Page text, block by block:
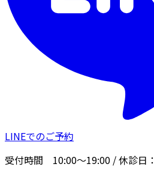
LINEでのご予約
受付時間 10:00〜19:00 / 休診日：